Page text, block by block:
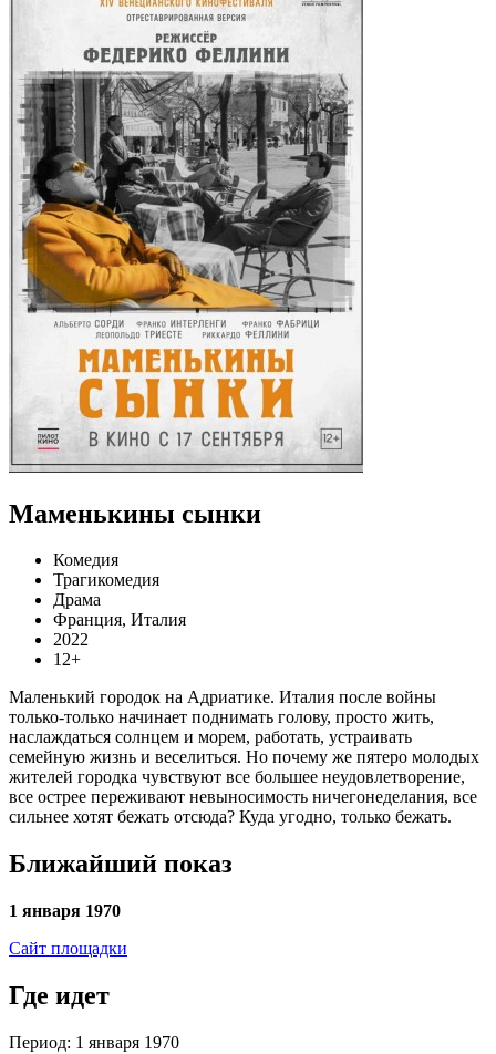
Маменькины сынки
Комедия
Трагикомедия
Драма
Франция, Италия
2022
12+
Маленький городок на Адриатике. Италия после войны
только-только начинает поднимать голову, просто жить,
наслаждаться солнцем и морем, работать, устраивать
семейную жизнь и веселиться. Но почему же пятеро молодых
жителей городка чувствуют все большее неудовлетворение,
все острее переживают невыносимость ничегонеделания, все
сильнее хотят бежать отсюда? Куда угодно, только бежать.
Ближайший показ
1 января 1970
Сайт площадки
Где идет
Период: 1 января 1970